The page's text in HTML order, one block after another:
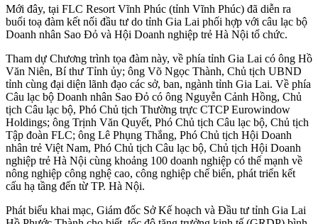
Mới đây, tại FLC Resort Vĩnh Phúc (tỉnh Vĩnh Phúc) đã diễn ra
buổi toạ đàm kết nối đầu tư do tỉnh Gia Lai phối hợp với câu lạc bộ
Doanh nhân Sao Đỏ và Hội Doanh nghiệp trẻ Hà Nội tổ chức.
Tham dự Chương trình tọa đàm này, về phía tỉnh Gia Lai có ông Hồ
Văn Niên, Bí thư Tỉnh ủy; ông Võ Ngọc Thành, Chủ tịch UBND
tỉnh cùng đại diện lãnh đạo các sở, ban, ngành tỉnh Gia Lai. Về phía
Câu lạc bộ Doanh nhân Sao Đỏ có ông Nguyễn Cảnh Hồng, Chủ
tịch Câu lạc bộ, Phó Chủ tịch Thường trực CTCP Eurowindow
Holdings; ông Trịnh Văn Quyết, Phó Chủ tịch Câu lạc bộ, Chủ tịch
Tập đoàn FLC; ông Lê Phụng Thắng, Phó Chủ tịch Hội Doanh
nhân trẻ Việt Nam, Phó Chủ tịch Câu lạc bộ, Chủ tịch Hội Doanh
nghiệp trẻ Hà Nội cùng khoảng 100 doanh nghiệp có thế mạnh về
nông nghiệp công nghệ cao, công nghiệp chế biến, phát triển kết
cấu hạ tầng đến từ TP. Hà Nội.
Phát biểu khai mạc, Giám đốc Sở Kế hoạch và Đầu tư tỉnh Gia Lai